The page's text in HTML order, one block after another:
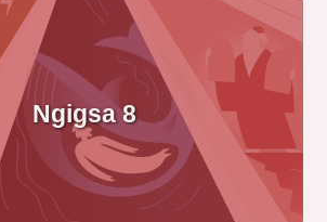
Ngigsa 8